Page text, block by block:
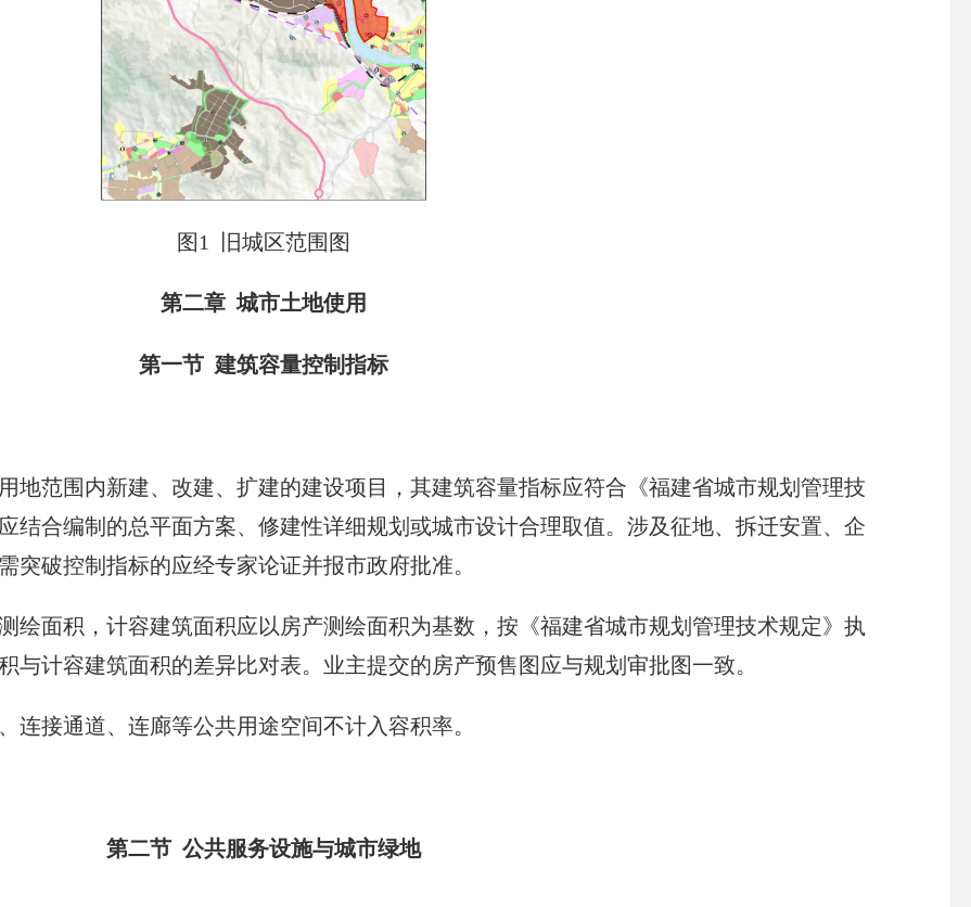
图1 旧城区范围图
第二章 城市土地使用
第一节 建筑容量控制指标
围内新建、改建、扩建的建设项目，其建筑容量指标应符合《福建省城市规划管理技
结合编制的总平面方案、修建性详细规划或城市设计合理取值。涉及征地、拆迁安置、企
突破控制指标的应经专家论证并报市政府批准。
面积，计容建筑面积应以房产测绘面积为基数，按《福建省城市规划管理技术规定》执
与计容建筑面积的差异比对表。业主提交的房产预售图应与规划审批图一致。
接通道、连廊等公共用途空间不计入容积率。
第二节 公共服务设施与城市绿地